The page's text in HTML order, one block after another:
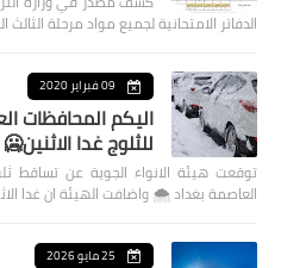
الدفاتر الامتحانية لجميع مواد مرحلة
09 فبراير 2020
اليكم المحافظات
للثلوج غدا الاثنين🥶
توقعت هيئة الانواء الجوية عن
العاصمة بغداد ⁦🌨️⁩ واضافت الهيئة ان غدا الاثنين …
25 مايو 2026